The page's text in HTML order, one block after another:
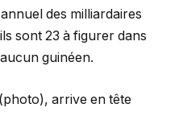
des milliardaires
sont 23 à figurer dans
guinéen.
arrive en tête